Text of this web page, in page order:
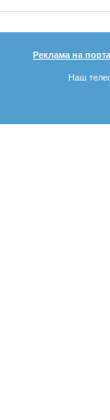
Реклама на
Наш